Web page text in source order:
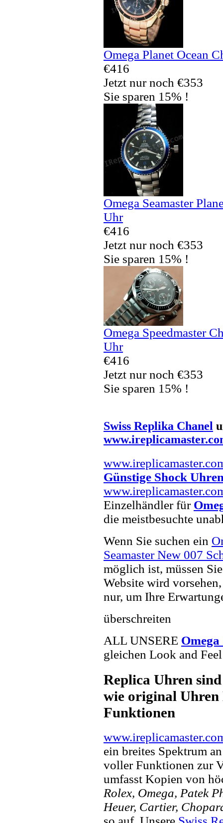
Omega Planet Ocean
€416
Jetzt nur noch €353
Sie sparen 15% !
Omega Seamaster
Uhr
€416
Jetzt nur noch €353
Sie sparen 15% !
Omega Speedmaster
Uhr
€416
Jetzt nur noch €353
Sie sparen 15% !
Swiss Replika Chanel
Günstige Shock
Einzelhändler für
die meistbesuchte
Wenn Sie suchen ein
Seamaster New 007
möglich ist, müssen
Website wird
nur, um Ihre
überschreiten
ALL UNSERE
gleichen Look and
Replica Uhren
wie original Uhren
Funktionen
ein breites Spektrum
voller Funktionen zur
umfasst Kopien von
Rolex, Omega, Patek
Heuer, Cartier,